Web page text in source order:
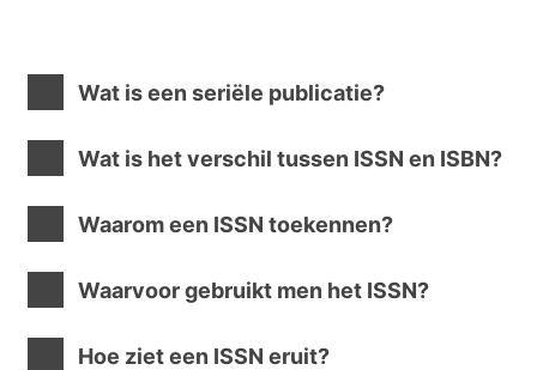
Wat is een seriële publicatie?
Wat is het verschil tussen ISSN en ISBN?
Waarom een ISSN toekennen?
Waarvoor gebruikt men het ISSN?
Hoe ziet een ISSN eruit?